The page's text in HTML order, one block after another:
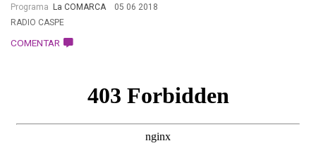
Programa La COMARCA 05 06 2018
COMENTAR
RADIO CASPE